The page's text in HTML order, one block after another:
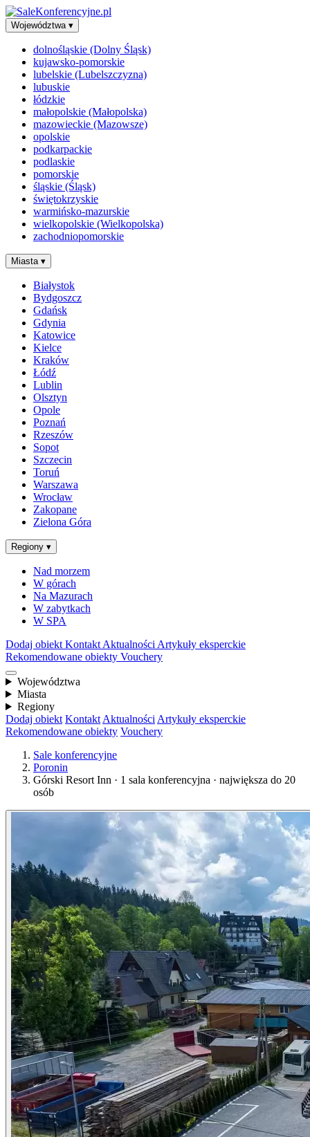
Województwa ▾
dolnośląskie (Dolny Śląsk)
kujawsko-pomorskie
lubelskie (Lubelszczyzna)
lubuskie
łódzkie
małopolskie (Małopolska)
mazowieckie (Mazowsze)
opolskie
podkarpackie
podlaskie
pomorskie
śląskie (Śląsk)
świętokrzyskie
warmińsko-mazurskie
wielkopolskie (Wielkopolska)
zachodniopomorskie
Miasta ▾
Białystok
Bydgoszcz
Gdańsk
Gdynia
Katowice
Kielce
Kraków
Łódź
Lublin
Olsztyn
Opole
Poznań
Rzeszów
Sopot
Szczecin
Toruń
Warszawa
Wrocław
Zakopane
Zielona Góra
Regiony ▾
Nad morzem
W górach
Na Mazurach
W zabytkach
W SPA
Dodaj obiekt Kontakt Aktualności Artykuły eksperckie
Rekomendowane obiekty Vouchery
Województwa
Miasta
Regiony
Dodaj obiekt Kontakt Aktualności Artykuły eksperckie
Rekomendowane obiekty Vouchery
Sale konferencyjne
Poronin
Górski Resort Inn · 1 sala konferencyjna · największa do 20
osób